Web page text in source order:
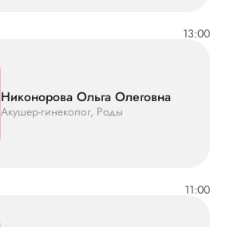
13:00
Никонорова Ольга Олеговна
Акушер-гинеколог, Роды
11:00